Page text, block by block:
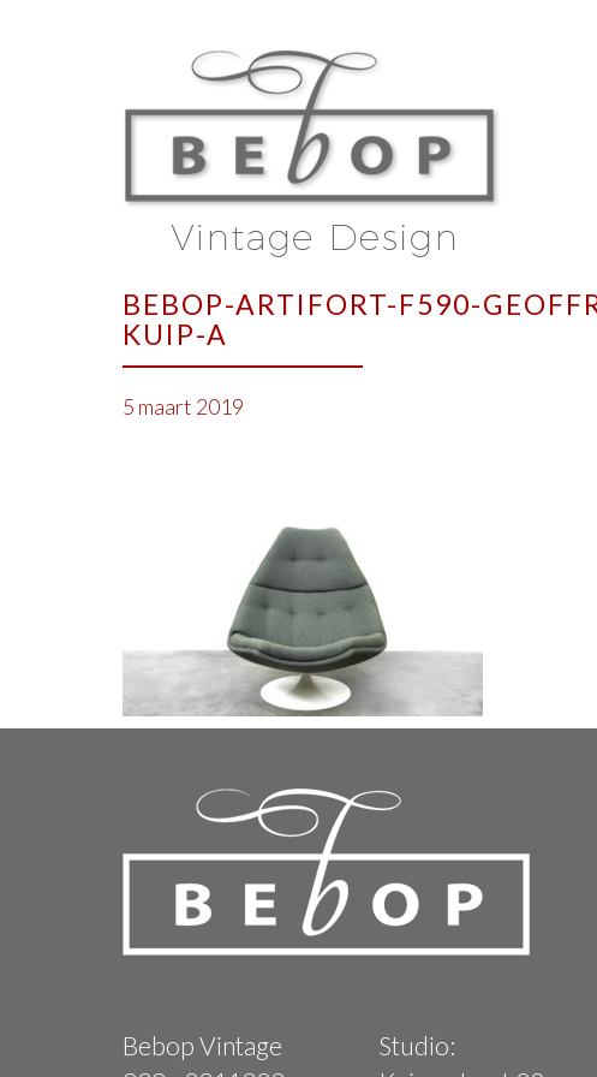
BEBOP-ARTIFORT-F590-
KUIP-A
5 maart 2019
Bebop Vintage
Studio: